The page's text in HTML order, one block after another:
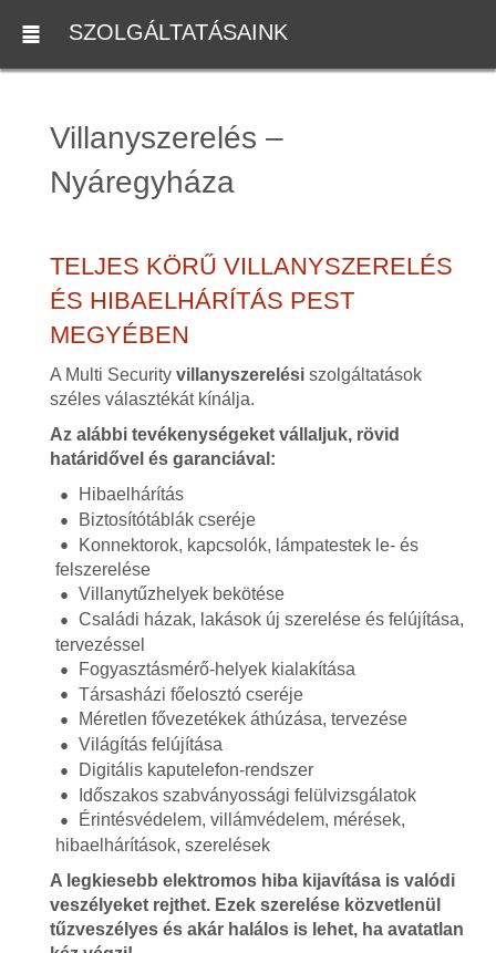
SZOLGÁLTATÁSAINK
Villanyszerelés –
Nyáregyháza
TELJES KÖRŰ VILLANYSZERELÉS
ÉS HIBAELHÁRÍTÁS PEST
MEGYÉBEN
A Multi Security villanyszerelésiszolgáltatások
széles választékát kínálja.
Az alábbi tevékenységeket vállaljuk, rövid
határidővel és garanciával:
Hibaelhárítás
Biztosítótáblák cseréje
Konnektorok, kapcsolók, lámpatestek le- és
felszerelése
Villanytűzhelyek bekötése
Családi házak, lakások új szerelése és felújítása,
tervezéssel
Fogyasztásmérő-helyek kialakítása
Társasházi főelosztó cseréje
Méretlen fővezetékek áthúzása, tervezése
Világítás felújítása
Digitális kaputelefon-rendszer
Időszakos szabványossági felülvizsgálatok
Érintésvédelem, villámvédelem, mérések,
hibaelhárítások, szerelések
A legkiesebb elektromos hiba kijavítása is valódi
veszélyeket rejthet. Ezek szerelése közvetlenül
tűzveszélyes és akár halálos is lehet, ha avatatlan